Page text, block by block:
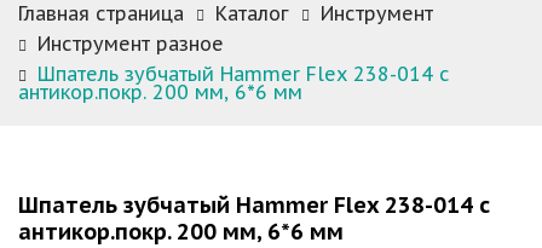
Главная страница Каталог
Инструмент
Инструмент разное
Шпатель зубчатый Hammer Flex 238-014 с
антикор.покр. 200 мм, 6*6 мм
Шпатель зубчатый Hammer Flex 238-014 с
антикор.покр. 200 мм, 6*6 мм